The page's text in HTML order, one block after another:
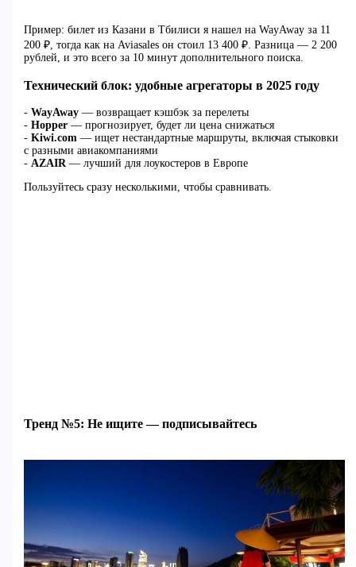
Пример: билет из Казани в Тбилиси я нашел на WayAway за 11
200 ₽, тогда как на Aviasales он стоил 13 400 ₽. Разница — 2 200
рублей, и это всего за 10 минут дополнительного поиска.
Технический блок: удобные агрегаторы в 2025 году
- WayAway— возвращает кэшбэк за перелеты
- Hopper— прогнозирует, будет ли цена снижаться
- Kiwi.com— ищет нестандартные маршруты, включая стыковки
с разными авиакомпаниями
- AZAIR— лучший для лоукостеров в Европе
Пользуйтесь сразу несколькими, чтобы сравнивать.
Тренд №5: Не ищите — подписывайтесь